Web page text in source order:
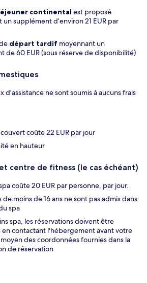
continental est proposé
un supplément d’environ 21 EUR par
départ tardif moyennant un
de 60 EUR (sous réserve de disponibilité)
d'assistance ne sont soumis à aucuns frais
coûte 22 EUR par jour
en hauteur
centre de fitness (le cas échéant)
spa coûte 20 EUR par personne, par jour.
de moins de 16 ans ne sont pas admis dans
spa
spa, les réservations doivent être
contactant l'hébergement avant votre
des coordonnées fournies dans la
de réservation